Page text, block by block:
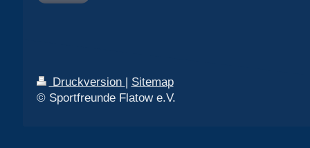
Druckversion | Sitemap
© Sportfreunde Flatow e.V.